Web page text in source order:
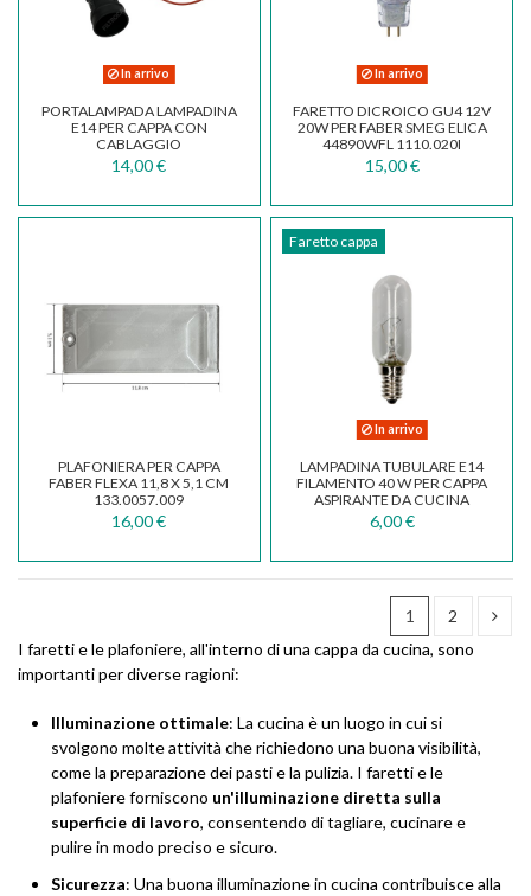
In arrivo
PORTALAMPADA LAMPADINA
E14 PER CAPPA CON
CABLAGGIO
14,00 €
In arrivo
FARETTO DICROICO GU4 12V
20W PER FABER SMEG ELICA
44890WFL 1110.020I
15,00 €
PLAFONIERA PER CAPPA
FABER FLEXA 11,8 X 5,1 CM
133.0057.009
16,00 €
Faretto cappa
In arrivo
LAMPADINA TUBULARE E14
FILAMENTO 40 W PER CAPPA
ASPIRANTE DA CUCINA
6,00 €
1
2
I faretti e le plafoniere, all'interno di una cappa da cucina, sono
importanti per diverse ragioni:
Illuminazione ottimale: La cucina è un luogo in cui si
svolgono molte attività che richiedono una buona visibilità,
come la preparazione dei pasti e la pulizia. I faretti e le
plafoniere forniscono un'illuminazione diretta sulla
superficie di lavoro, consentendo di tagliare, cucinare e
pulire in modo preciso e sicuro.
Sicurezza: Una buona illuminazione in cucina contribuisce alla